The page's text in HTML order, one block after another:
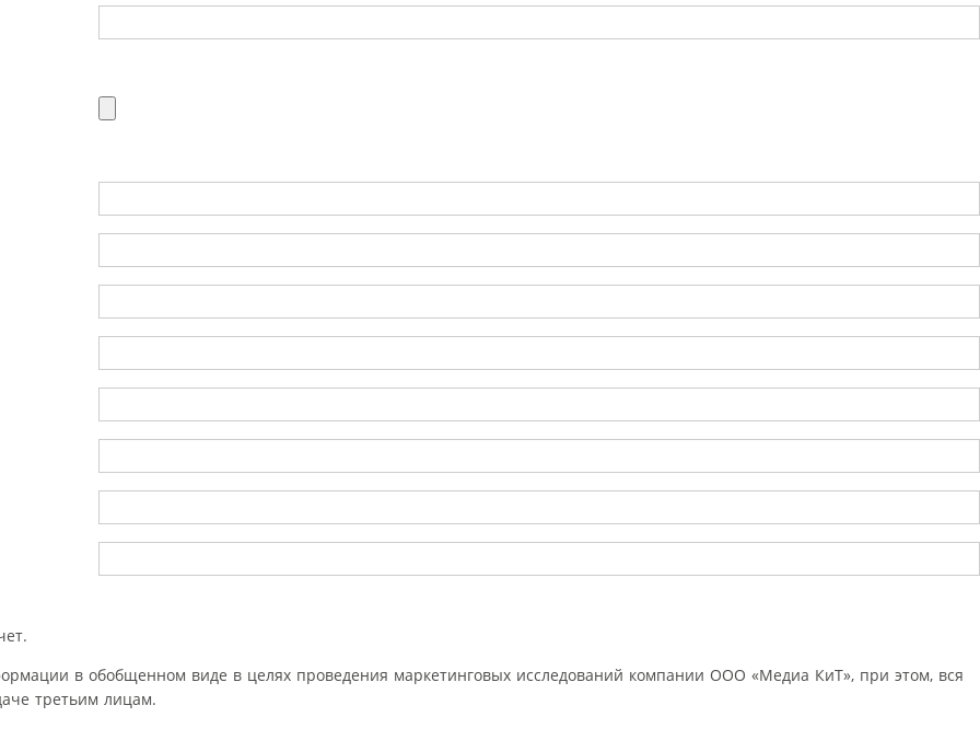
в обобщенном виде в целях проведения маркетинговых исследований компании ООО «Медиа КиТ», при этом, вся
третьим лицам.